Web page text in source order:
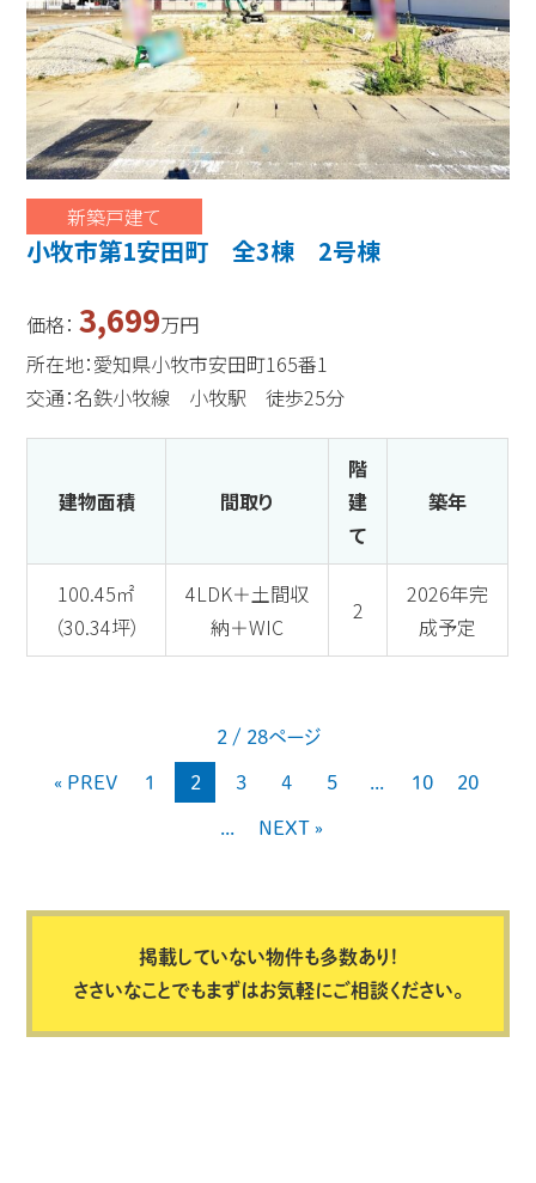
新築戸建て
小牧市第1安田町 全3棟 2号棟
価格：3,699万円
所在地：愛知県小牧市安田町165番1
交通：名鉄小牧線 小牧駅 徒歩25分
建物面積 間取り
階
建
て
築年
100.45㎡
（30.34坪）
4LDK＋土間収
納＋WIC
2
2026年完
成予定
2 / 28ページ
« PREV 1 2 3 4 5 ... 10 20
... NEXT »
掲載していない物件も多数あり!
ささいなことでもまずはお気軽にご相談ください。